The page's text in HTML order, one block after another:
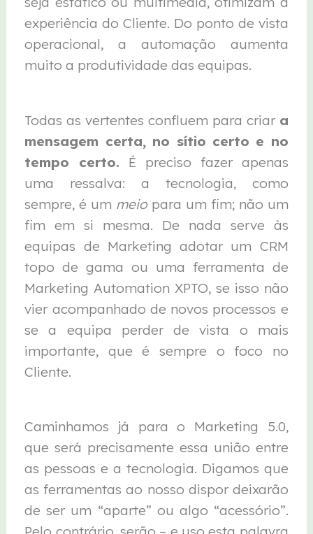
experiência do Cliente. Do ponto de vista
operacional, a automação aumenta
muito a produtividade das equipas.
Todas as vertentes confluem para criar a
mensagem certa, no sítio certo e no
tempo certo. É preciso fazer apenas
uma ressalva: a tecnologia, como
sempre, é um meiopara um fim; não um
fim em si mesma. De nada serve às
equipas de Marketing adotar um CRM
topo de gama ou uma ferramenta de
Marketing Automation XPTO, se isso não
vier acompanhado de novos processos e
se a equipa perder de vista o mais
importante, que é sempre o foco no
Cliente.
Caminhamos já para o Marketing 5.0,
que será precisamente essa união entre
as pessoas e a tecnologia. Digamos que
as ferramentas ao nosso dispor deixarão
de ser um “aparte” ou algo “acessório”.